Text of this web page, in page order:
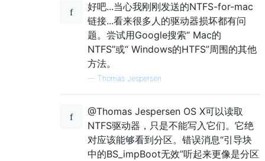
好吧...当心我刚刚发送的NTFS-for-mac
链接...看来很多人的驱动器损坏都有问
题。尝试用Google搜索“ Mac的
NTFS”或“ Windows的HTFS”周围的其他
方法。
— Thomas Jespersen
@Thomas Jespersen OS X可以读取
NTFS驱动器，只是不能写入它们。它绝
对应该能够看到分区。错误消息“引导块
中的BS_impBoot无效”听起来更像是分区